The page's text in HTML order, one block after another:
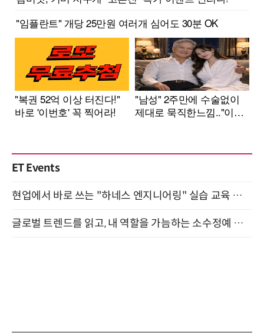
ET Events
현업에서 바로 쓰는 "하네스 엔지니어링" 실습 교육 워크숍 8월 20일 개최
글로벌 트렌드를 읽고, 내 역할을 가늠하는 소수정예 실습 워크숍 (8/28)